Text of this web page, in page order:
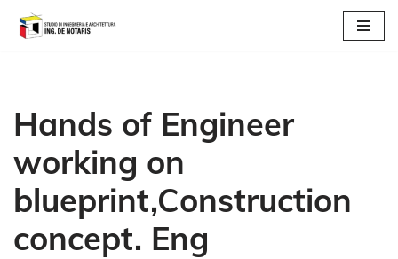
Hands of Engineer
working on
blueprint,Construction
concept. Eng